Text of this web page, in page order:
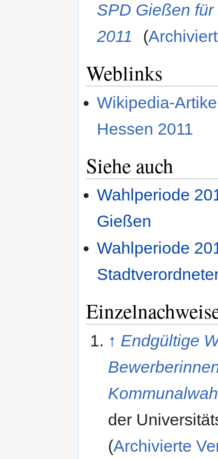
SPD Gießen
2011
(
Weblinks
Wikipedia-
Hessen 2011
Siehe auch
Wahlperiode
Gießen
Wahlperiode
↑ Endgültige
der
(Archivierte